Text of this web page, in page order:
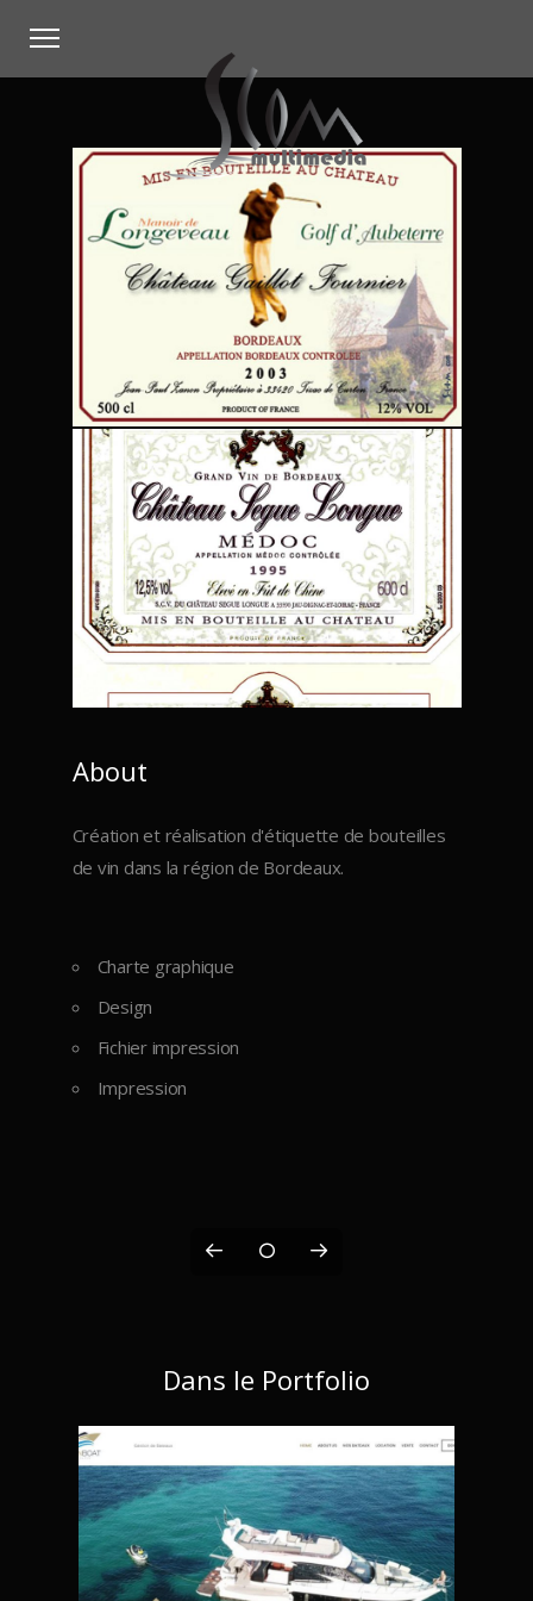
About
Création et réalisation d'étiquette de bouteilles
de vin dans la région de Bordeaux.
Charte graphique
Design
Fichier impression
Impression
Dans le Portfolio